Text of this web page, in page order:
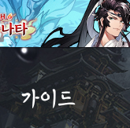
가이드